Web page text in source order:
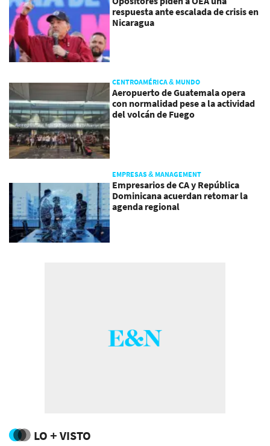
respuesta ante escalada de crisis en
Nicaragua
CENTROAMÉRICA & MUNDO
Aeropuerto de Guatemala opera
con normalidad pese a la actividad
del volcán de Fuego
EMPRESAS & MANAGEMENT
Empresarios de CA y República
Dominicana acuerdan retomar la
agenda regional
LO + VISTO